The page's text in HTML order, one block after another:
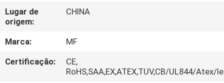
QUEM
SOMOS
EXCURSÃO
Lugar de
origem:
CHINA
Marca:
MF
Certificação:
CE,
RoHS,SAA,EX,ATEX,TUV,CB/UL844/Atex/